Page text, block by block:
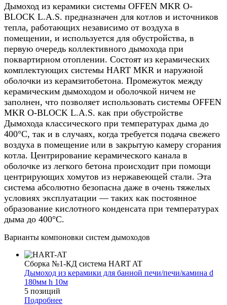
Дымоход из керамики системы OFFEN MKR O-
BLOCK L.A.S. предназначен для котлов и источников
тепла, работающих независимо от воздуха в
помещении, и используется для обустройства, в
первую очередь коллективного дымохода при
поквартирном отоплении. Состоят из керамических
комплектующих системы HART MKR и наружной
оболочки из керамзитобетона. Промежуток между
керамическим дымоходом и оболочкой ничем не
заполнен, что позволяет использовать системы OFFEN
MKR O-BLOCK L.A.S. как при обустройстве
Дымохода классического при температурах дыма до
400°С, так и в случаях, когда требуется подача свежего
воздуха в помещение или в закрытую камеру сгорания
котла. Центрирование керамического канала в
оболочке из легкого бетона происходит при помощи
центрирующих хомутов из нержавеющей стали. Эта
система абсолютно безопасна даже в очень тяжелых
условиях эксплуатации — таких как постоянное
образование кислотного конденсата при температурах
дыма до 400°С.
Варианты компоновки систем дымоходов
Сборка №1-КД система HART AT
Дымоход из керамики для банной печи/печи/камина d
180мм h 10м
5 позиций
Подробнее